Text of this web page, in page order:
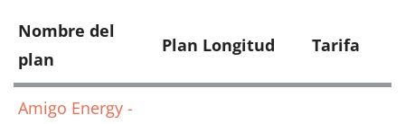
Nombre del
plan
Plan Longitud Tarifa
Amigo Energy -